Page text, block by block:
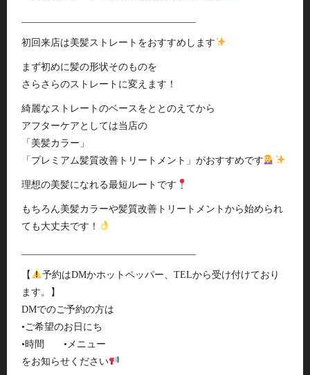
初回来店は美髪ストレートをおすすめします
まず初めに髪の形状そのものを
さらさらのストレートに変えます！
綺麗なストレートのベースをととのえてから
アフターケアとしては当店の
「美髪カラー」
「プレミアム髪質改善トリートメント」がおすすめです
理想の美髪になれる最短ルートです
もちろん美髪カラーや髪質改善トリートメントから始められ
ても大丈夫です！
【
予約はDMかホットペッパー、TELから受け付けており
ます。】
DMでのご予約の方は
•ご希望のお日にち
•時間 •メニュー
をお知らせください